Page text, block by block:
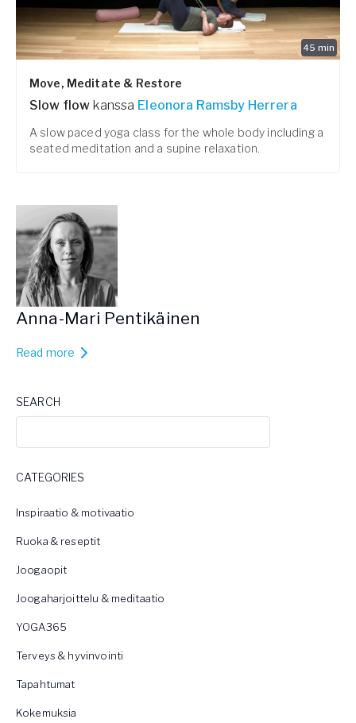
45 min
Move, Meditate & Restore
Slow flow kanssa Eleonora Ramsby Herrera
A slow paced yoga class for the whole body including a
seated meditation and a supine relaxation.
Anna-Mari Pentikäinen
Read more
SEARCH
CATEGORIES
Inspiraatio & motivaatio
Ruoka & reseptit
Joogaopit
Joogaharjoittelu & meditaatio
YOGA365
Terveys & hyvinvointi
Tapahtumat
Kokemuksia